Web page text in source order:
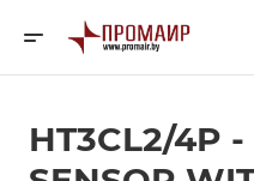
HT3CL2/4P -